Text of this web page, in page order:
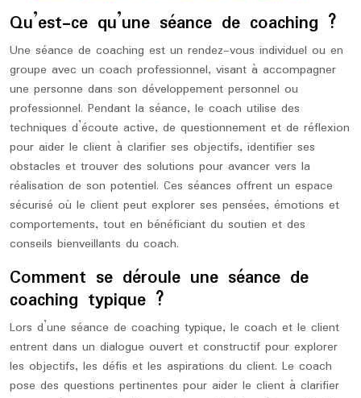
Qu’est-ce qu’une séance de coaching ?
Une séance de coaching est un rendez-vous individuel ou en
groupe avec un coach professionnel, visant à accompagner
une personne dans son développement personnel ou
professionnel. Pendant la séance, le coach utilise des
techniques d’écoute active, de questionnement et de réflexion
pour aider le client à clarifier ses objectifs, identifier ses
obstacles et trouver des solutions pour avancer vers la
réalisation de son potentiel. Ces séances offrent un espace
sécurisé où le client peut explorer ses pensées, émotions et
comportements, tout en bénéficiant du soutien et des
conseils bienveillants du coach.
Comment se déroule une séance de
coaching typique ?
Lors d’une séance de coaching typique, le coach et le client
entrent dans un dialogue ouvert et constructif pour explorer
les objectifs, les défis et les aspirations du client. Le coach
pose des questions pertinentes pour aider le client à clarifier